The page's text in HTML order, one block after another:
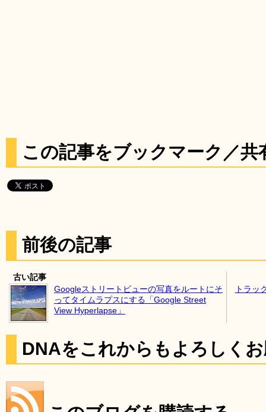
この記事をブックマーク／共
前後の記事
古い記事
Googleストリートビューの写真をルートにそ
ってタイムラプスにする「Google Street
View Hyperlapse」
トラッ
DNAをこれからもよろしく